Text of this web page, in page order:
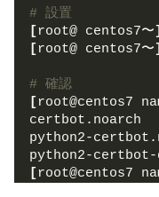
# 設置
[root@ centos7〜]
[root@ centos7〜]
# 確認
[root@centos7
python2-
python2-
[root@centos7